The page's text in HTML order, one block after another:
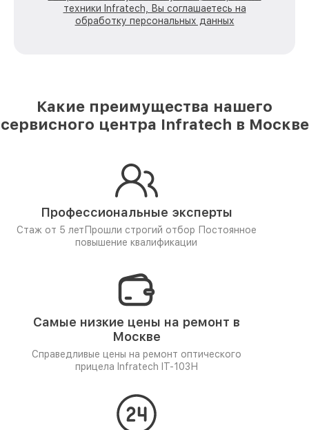
техники Infratech, Вы соглашаетесь на
обработку персональных данных
Какие преимущества нашего
сервисного центра Infratech в Москве
Профессиональные эксперты
Стаж от 5 лет Прошли строгий отбор Постоянное
повышение квалификации
Самые низкие цены на ремонт в
Москве
Справедливые цены на ремонт оптического
прицела Infratech IT-103Н